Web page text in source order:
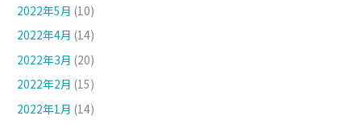
2022年5月 (10)
2022年4月 (14)
2022年3月 (20)
2022年2月 (15)
2022年1月 (14)